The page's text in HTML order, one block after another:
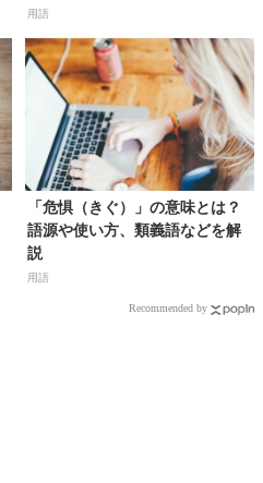
用語
「危惧（きぐ）」の意味とは？
語源や使い方、類義語などを解
説
用語
Recommended by